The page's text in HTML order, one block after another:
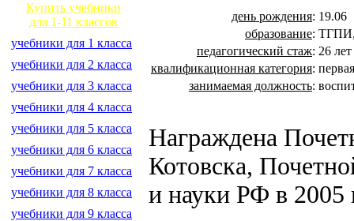
Купить учебники
для 1-11 классов
учебники для 1 класса
учебники для 2 класса
учебники для 3 класса
учебники для 4 класса
учебники для 5 класса
учебники для 6 класса
учебники для 7 класса
учебники для 8 класса
учебники для 9 класса
день рождения: 19.06
образование:
педагогический стаж: 26 лет
квалификационная категория: первая
занимаемая должность:
Награждена
Котовска,
и науки РФ в 2005